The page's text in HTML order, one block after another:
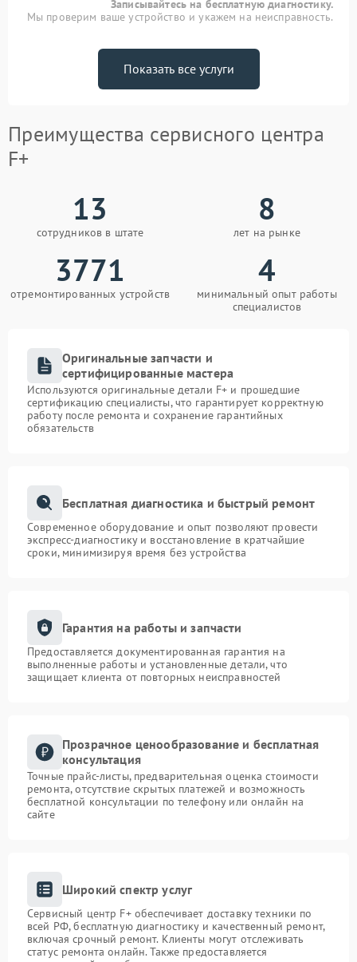
Записывайтесь на бесплатную диагностику.
Мы проверим ваше устройство и укажем на неисправность.
Показать все услуги
Преимущества сервисного центра
F+
13
сотрудников в штате
8
лет на рынке
3771
отремонтированных устройств
4
минимальный опыт работы
специалистов
Оригинальные запчасти и
сертифицированные мастера
Используются оригинальные детали F+ и прошедшие
сертификацию специалисты, что гарантирует корректную
работу после ремонта и сохранение гарантийных
обязательств
Бесплатная диагностика и быстрый ремонт
Современное оборудование и опыт позволяют провести
экспресс-диагностику и восстановление в кратчайшие
сроки, минимизируя время без устройства
Гарантия на работы и запчасти
Предоставляется документированная гарантия на
выполненные работы и установленные детали, что
защищает клиента от повторных неисправностей
Прозрачное ценообразование и бесплатная
консультация
Точные прайс-листы, предварительная оценка стоимости
ремонта, отсутствие скрытых платежей и возможность
бесплатной консультации по телефону или онлайн на
сайте
Широкий спектр услуг
Сервисный центр F+ обеспечивает доставку техники по
всей РФ, бесплатную диагностику и качественный ремонт,
включая срочный ремонт. Клиенты могут отслеживать
статус ремонта онлайн. Также предоставляется